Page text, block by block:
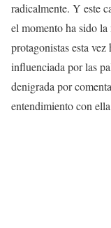
radicalmente. Y este
el momento ha sido
protagonistas esta
influenciada por las
denigrada por
entendimiento con